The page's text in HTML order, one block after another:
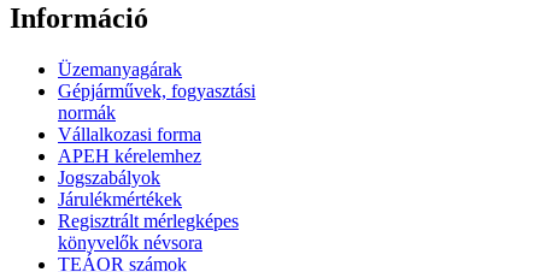
Információ
Üzemanyagárak
Gépjárművek, fogyasztási
normák
Vállalkozasi forma
APEH kérelemhez
Jogszabályok
Járulékmértékek
Regisztrált mérlegképes
könyvelők névsora
TEÁOR számok